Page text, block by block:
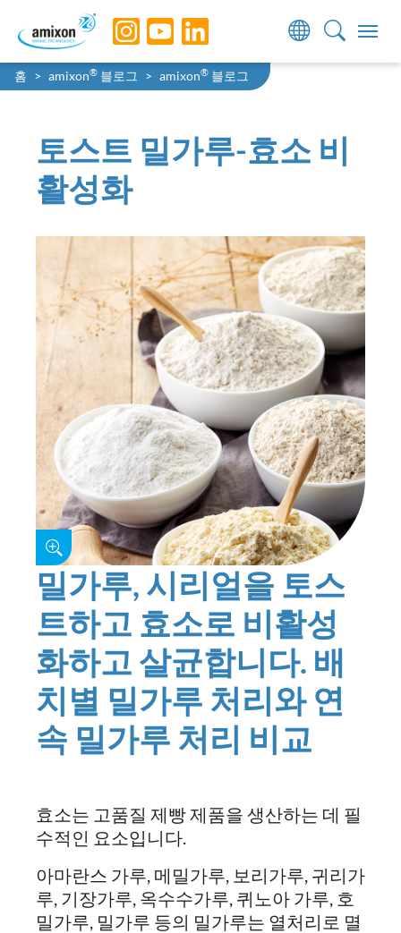
Skip to main navigation
Skip to main content
Skip to page footer
You are here:
홈 amixon® 블로그 amixon® 블로그
토스트 밀가루-효소 비
활성화
밀가루, 시리얼을 토스
트하고 효소로 비활성
화하고 살균합니다. 배
치별 밀가루 처리와 연
속 밀가루 처리 비교
효소는 고품질 제빵 제품을 생산하는 데 필
수적인 요소입니다.
아마란스 가루, 메밀가루, 보리가루, 귀리가
루, 기장가루, 옥수수가루, 퀴노아 가루, 호
밀가루, 밀가루 등의 밀가루는 열처리로 멸